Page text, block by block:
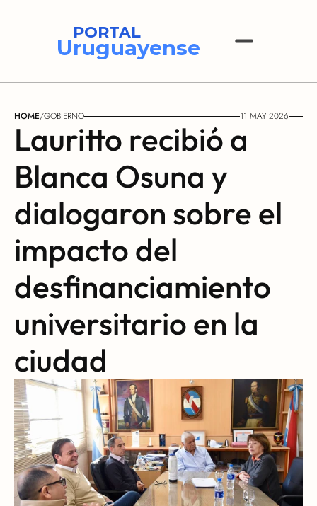
PORTAL
Uruguayense
HOME/GOBIERNO 11 MAY 2026
Lauritto recibió a
Blanca Osuna y
dialogaron sobre el
impacto del
desfinanciamiento
universitario en la
ciudad